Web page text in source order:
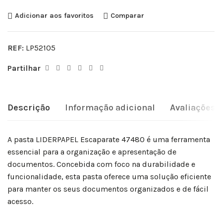
Adicionar aos favoritos Comparar
REF: LP52105
Partilhar
Descrição Informação adicional Avaliações
A pasta LIDERPAPEL Escaparate 47480 é uma ferramenta
essencial para a organização e apresentação de
documentos. Concebida com foco na durabilidade e
funcionalidade, esta pasta oferece uma solução eficiente
para manter os seus documentos organizados e de fácil
acesso.